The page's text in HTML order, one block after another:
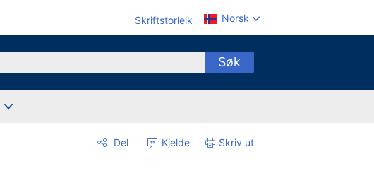
Skriftstorleik Norsk
Søk
Del Kjelde Skriv ut